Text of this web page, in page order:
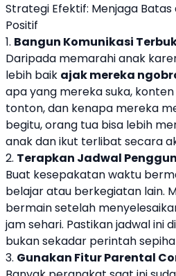
Strategi Efektif: Menjaga
Positif
1. Bangun Komunikasi
Daripada memarahi anak
lebih baik ajak mereka
apa yang mereka suka,
tonton, dan kenapa mereka
begitu, orang tua bisa lebih
anak dan ikut terlibat secara
2. Terapkan Jadwal
Buat kesepakatan waktu
belajar atau berkegiatan lain.
bermain setelah
jam sehari. Pastikan jadwal ini
bukan sekadar perintah
3. Gunakan Fitur Parental